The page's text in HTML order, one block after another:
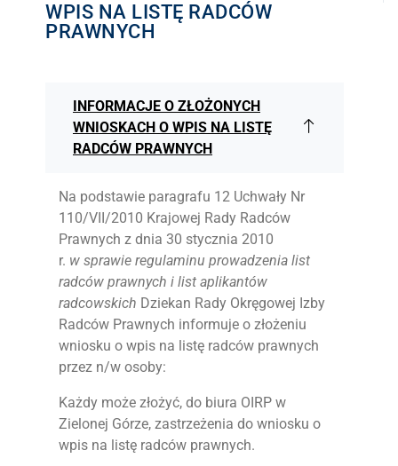
NIEODPŁATNA POMOC
PRAWNA
GALERIA
WSPÓŁPRACA Z UZ
KSIĘGA ZNAKU
DO POBRANIA
LISTA RADCOW
PRAWNYCH
WPIS NA LISTĘ RADCÓW
PRAWNYCH
INFORMACJE O ZŁOŻONYCH
WNIOSKACH O WPIS NA LISTĘ
RADCÓW PRAWNYCH
Na podstawie paragrafu 12 Uchwały Nr
110/VII/2010 Krajowej Rady Radców
Prawnych z dnia 30 stycznia 2010
r. w sprawie regulaminu prowadzenia list
radców prawnych i list aplikantów
radcowskich Dziekan Rady Okręgowej Izby
Radców Prawnych informuje o złożeniu
wniosku o wpis na listę radców prawnych
przez n/w osoby:
Każdy może złożyć, do biura OIRP w
Zielonej Górze, zastrzeżenia do wniosku o
wpis na listę radców prawnych.